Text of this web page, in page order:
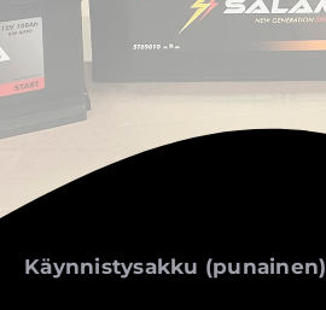
Käynnistysakku (punainen)